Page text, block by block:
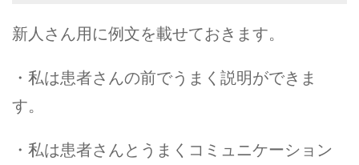
新人さん用に例文を載せておきます。
・私は患者さんの前でうまく説明ができま
す。
・私は患者さんとうまくコミュニケーション